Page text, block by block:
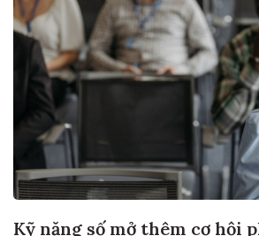
Kỹ năng số mở thêm cơ hội